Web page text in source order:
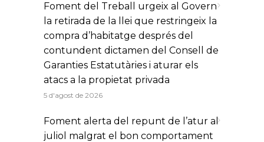
Foment del Treball urgeix al Govern
la retirada de la llei que restringeix la
compra d’habitatge després del
contundent dictamen del Consell de
Garanties Estatutàries i aturar els
atacs a la propietat privada
5 d'agost de 2026
Foment alerta del repunt de l’atur al
juliol malgrat el bon comportament